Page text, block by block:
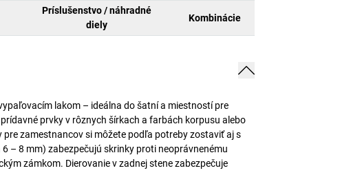
Príslušenstvo / náhradné
diely
Kombinácie
lakom – ideálna do šatní a miestností pre
prvky v rôznych šírkach a farbách korpusu alebo
zamestnancov si môžete podľa potreby zostaviť aj s
– 8 mm) zabezpečujú skrinky proti neoprávnenému
zámkom. Dierovanie v zadnej stene zabezpečuje